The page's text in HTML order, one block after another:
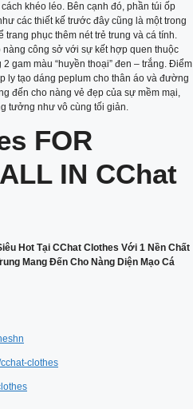
khéo léo. Bên cạnh đó, phần túi ốp
các thiết kế trước đây cũng là một trong
phục thêm nét trẻ trung và cá tính.
công sở với sự kết hợp quen thuộc
gam màu “huyền thoại” đen – trắng. Điểm
ly tạo dáng peplum cho thân áo và đường
đến cho nàng vẻ đẹp của sự mềm mại,
tưởng như vô cùng tối giản.
FOR
IN CChat
clothes